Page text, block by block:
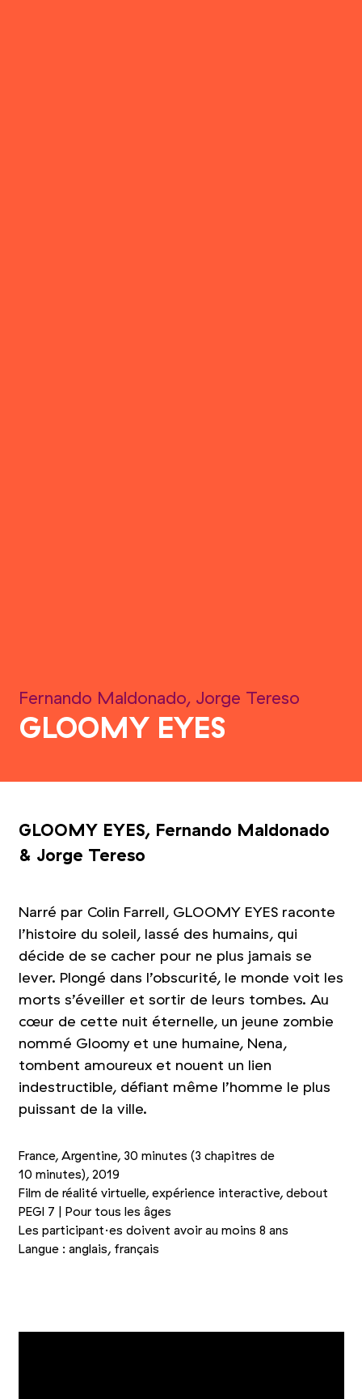
Fernando Maldonado, Jorge Tereso
GLOOMY EYES
GLOOMY EYES, Fernando Maldonado
& Jorge Tereso
Narré par Colin Farrell, GLOOMY EYES raconte
l’histoire du soleil, lassé des humains, qui
décide de se cacher pour ne plus jamais se
lever. Plongé dans l’obscurité, le monde voit les
morts s’éveiller et sortir de leurs tombes. Au
cœur de cette nuit éternelle, un jeune zombie
nommé Gloomy et une humaine, Nena,
tombent amoureux et nouent un lien
indestructible, défiant même l’homme le plus
puissant de la ville.
France, Argentine, 30 minutes (3 chapitres de
10 minutes), 2019
Film de réalité virtuelle, expérience interactive, debout
PEGI 7 | Pour tous les âges
Les participant·es doivent avoir au moins 8 ans
Langue : anglais, français